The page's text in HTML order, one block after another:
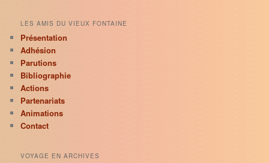
LES AMIS DU VIEUX FONTAINE
Présentation
Adhésion
Parutions
Bibliographie
Actions
Partenariats
Animations
Contact
VOYAGE EN ARCHIVES